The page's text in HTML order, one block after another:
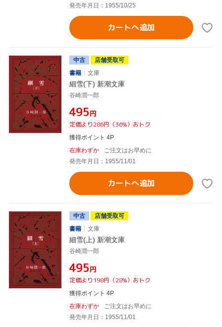
発売年月日：1955/10/25
カートへ追加
中古
店舗受取可
書籍
文庫
細雪(下) 新潮文庫
谷崎潤一郎
¥495円
定価より286円（36%）おトク
獲得ポイント 4P
在庫わずか
ご注文はお早めに
発売年月日：1955/11/01
カートへ追加
中古
店舗受取可
書籍
文庫
細雪(上) 新潮文庫
谷崎潤一郎
¥495円
定価より198円（28%）おトク
獲得ポイント 4P
在庫わずか
ご注文はお早めに
発売年月日：1955/11/01